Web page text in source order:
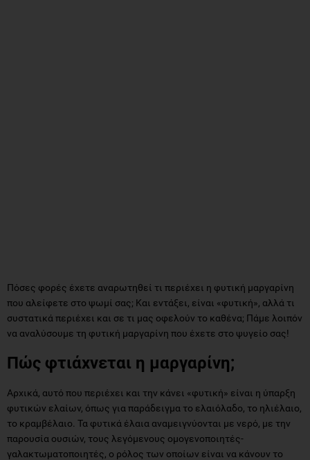
Πόσες φορές έχετε αναρωτηθεί τι περιέχει η φυτική μαργαρίνη
που αλείφετε στο ψωμί σας; Και εντάξει, είναι «φυτική», αλλά τι
συστατικά περιέχει και σε τι μας οφελούν το καθένα; Πάμε λοιπόν
να αναλύσουμε τη φυτική μαργαρίνη που έχετε στο ψυγείο σας!
Πώς φτιάχνεται η μαργαρίνη;
Αρχικά, αυτό που περιέχει και την κάνει «φυτική» είναι η ύπαρξη
φυτικών ελαίων, όπως για παράδειγμα το ελαιόλαδο, το ηλιέλαιο,
το κραμβέλαιο. Τα φυτικά έλαια αναμειγνύονται με νερό, με την
παρουσία ουσιών, τους λεγόμενους ομογενοποιητές-
γαλακτωματοποιητές, ο ρόλος των οποίων είναι να κάνουν το